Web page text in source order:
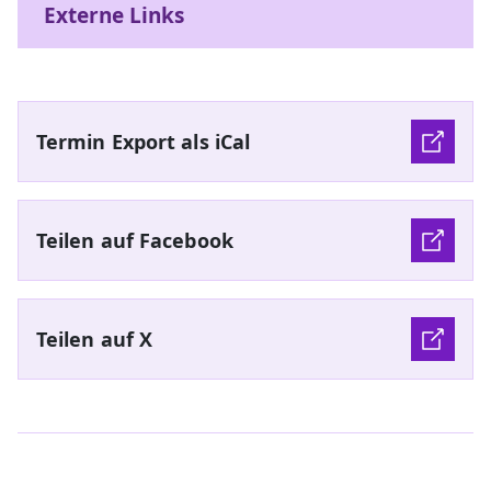
Externe Links
Termin Export als iCal
Teilen auf Facebook
Teilen auf X